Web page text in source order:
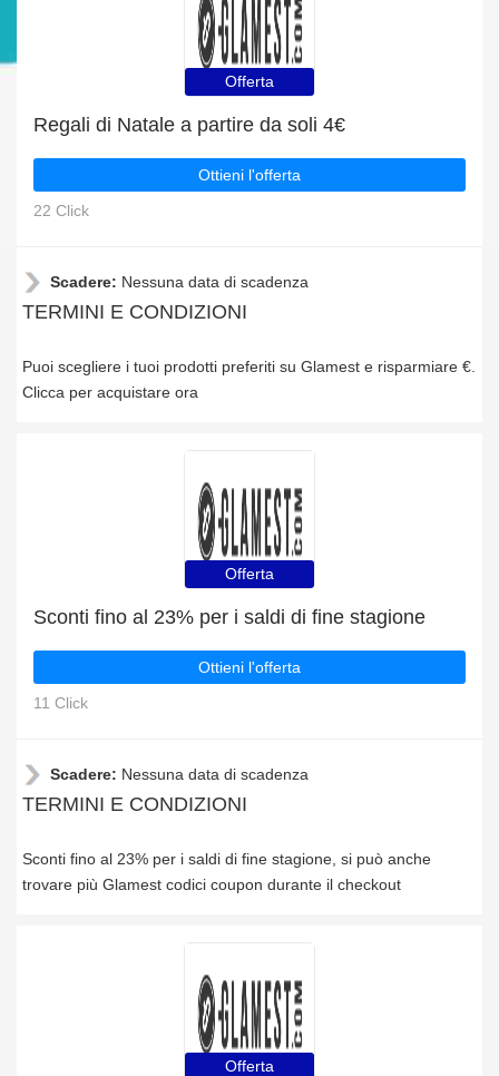
Offerta
Regali di Natale a partire da soli 4€
Ottieni l'offerta
22 Click
Scadere: Nessuna data di scadenza
TERMINI E CONDIZIONI
Puoi scegliere i tuoi prodotti preferiti su Glamest e risparmiare €.
Clicca per acquistare ora
Offerta
Sconti fino al 23% per i saldi di fine stagione
Ottieni l'offerta
11 Click
Scadere: Nessuna data di scadenza
TERMINI E CONDIZIONI
Sconti fino al 23% per i saldi di fine stagione, si può anche
trovare più Glamest codici coupon durante il checkout
Offerta